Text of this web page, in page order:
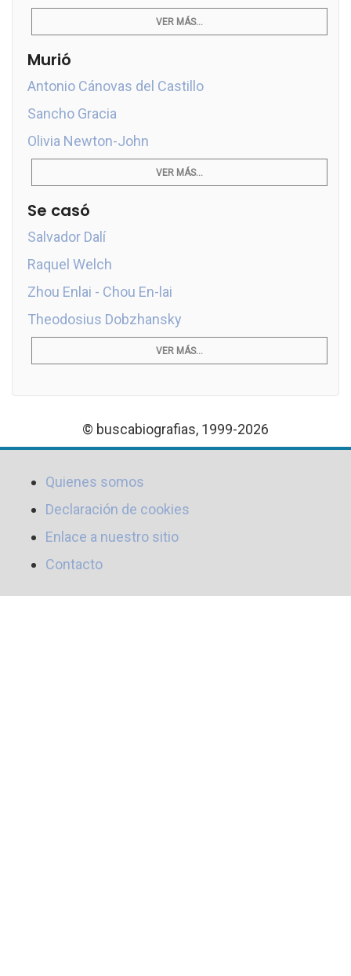
VER MÁS...
Murió
Antonio Cánovas del Castillo
Sancho Gracia
Olivia Newton-John
VER MÁS...
Se casó
Salvador Dalí
Raquel Welch
Zhou Enlai - Chou En-lai
Theodosius Dobzhansky
VER MÁS...
© buscabiografias, 1999-2026
Quienes somos
Declaración de cookies
Enlace a nuestro sitio
Contacto